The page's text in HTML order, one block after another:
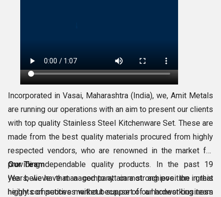
Incorporated in Vasai, Maharashtra (India), we, Amit Metals
are running our operations with an aim to present our clients
with top quality Stainless Steel Kitchenware Set. These are
made from the best quality materials procured from highly
respected vendors, who are renowned in the market for
providing dependable quality products. In the past 19
years, we have managed to attain a strong position in this
highly competitive market because of our honest business
Our Team
We believe that a company cannot achieve the great
heights of success without support of a hardworking team